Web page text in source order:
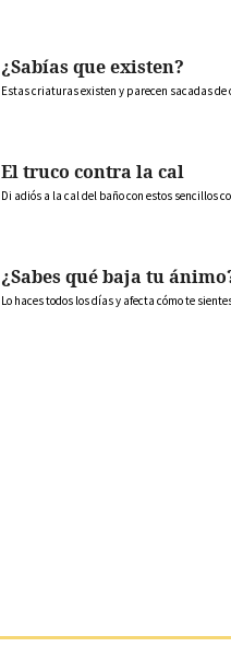
¿Sabías que existen?
Estas criaturas existen y parecen sacadas
El truco contra la cal
Di adiós a la cal del baño con estos sencillos
¿Sabes qué baja tu
Lo haces todos los días y afecta cómo te